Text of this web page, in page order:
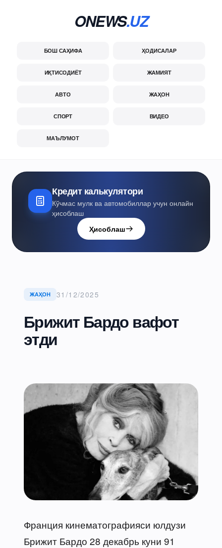
ONEWS.UZ
БОШ САҲИФА ҲОДИСАЛАР
ИҚТИСОДИЁТ ЖАМИЯТ
АВТО ЖАҲОН
СПОРТ ВИДЕО
МАЪЛУМОТ
Кредит калькулятори
Кўчмас мулк ва автомобиллар учун онлайн
ҳисоблаш
Ҳисоблаш
ЖАҲОН 31/12/2025
Брижит Бардо вафот
этди
Франция кинематографияси юлдузи
Брижит Бардо 28 декабрь куни 91